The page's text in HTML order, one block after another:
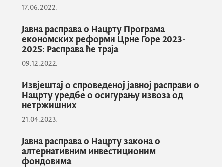
Нацрт уредбе о осигурању извоза од
нетржишних ризика
Извјештај о спроведеној анализи
процјене утицаја прописа (РИА)
Образац за достављање приједлога,
сугестија и коментара на Нацрт уредбе
17.06.2022.
Јавна расправа о Нацрту Програма
економских реформи Црне Горе 2023-
2025: Расправа ће траја
09.12.2022.
Извјештај о спроведеној јавној расправи о
Нацрту уредбе о осигурању извоза од
нетржишних
21.04.2023.
Јавна расправа о Нацрту закона о
алтернативним инвестиционим
фондовима